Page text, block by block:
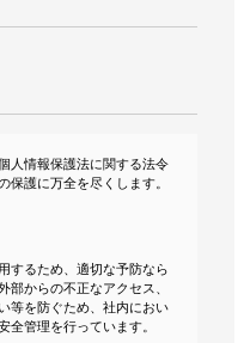
人情報保護法に関する法令
護に万全を尽くします。
するため、適切な予防なら
からの不正なアクセス、
等を防ぐため、社内におい
管理を行っています。